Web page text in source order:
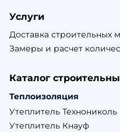
Услуги
Доставка строительных
Замеры и расчет
Каталог
Теплоизоляция
Утеплитель Технониколь
Утеплитель Кнауф